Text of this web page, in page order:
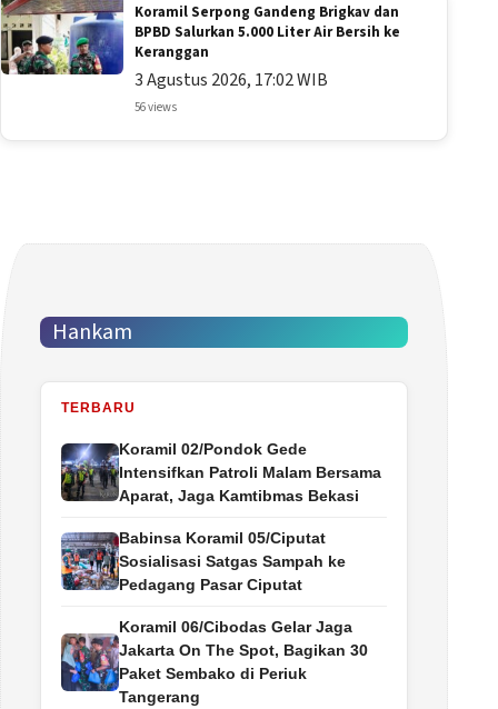
Koramil Serpong Gandeng Brigkav dan
BPBD Salurkan 5.000 Liter Air Bersih ke
Keranggan
3 Agustus 2026, 17:02 WIB
56 views
Hankam
TERBARU
Koramil 02/Pondok Gede
Intensifkan Patroli Malam Bersama
Aparat, Jaga Kamtibmas Bekasi
Babinsa Koramil 05/Ciputat
Sosialisasi Satgas Sampah ke
Pedagang Pasar Ciputat
Koramil 06/Cibodas Gelar Jaga
Jakarta On The Spot, Bagikan 30
Paket Sembako di Periuk
Tangerang